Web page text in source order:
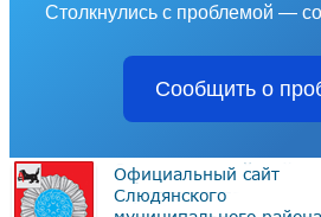
Столкнулись с проблемой —
Сообщить о